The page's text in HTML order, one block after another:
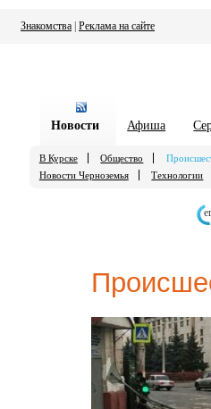
Знакомства Реклама на сайте
Новости Афиша
В Курске Общество
Новости Черноземья
Технологии